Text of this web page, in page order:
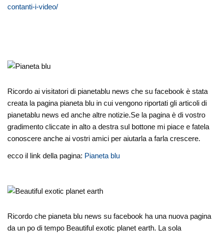
contanti-i-video/
Ricordo ai visitatori di pianetablu news che su facebook è stata
creata la pagina pianeta blu in cui vengono riportati gli articoli di
pianetablu news ed anche altre notizie.Se la pagina è di vostro
gradimento cliccate in alto a destra sul bottone mi piace e fatela
conoscere anche ai vostri amici per aiutarla a farla crescere.
ecco il link della pagina: Pianeta blu
Ricordo che pianeta blu news su facebook ha una nuova pagina
da un po di tempo Beautiful exotic planet earth. La sola